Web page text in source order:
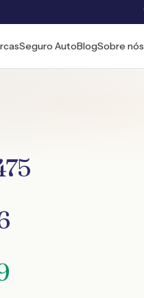
Seguro AutoBlogSobre nós